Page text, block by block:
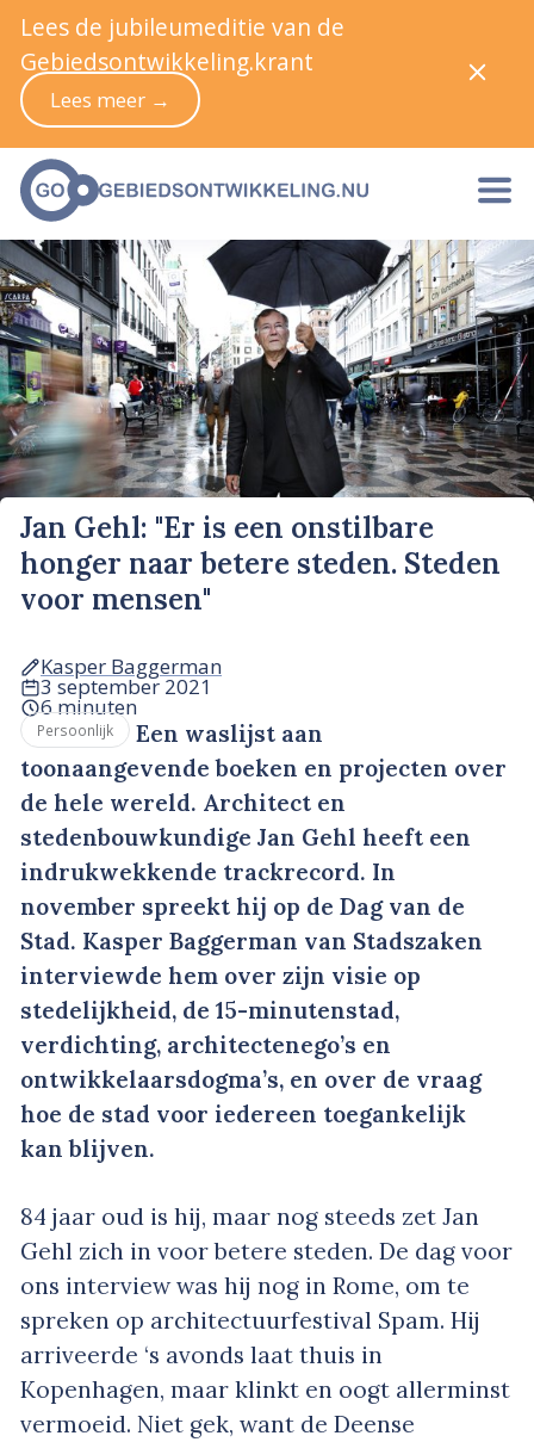
Jan Gehl: "Er is een onstilbare
honger naar betere steden. Steden
voor mensen"
Kasper Baggerman
3 september 2021
6 minuten
Persoonlijk
Een waslijst aan
toonaangevende boeken en projecten over
de hele wereld. Architect en
stedenbouwkundige Jan Gehl heeft een
indrukwekkende trackrecord. In
november spreekt hij op de Dag van de
Stad. Kasper Baggerman van Stadszaken
interviewde hem over zijn visie op
stedelijkheid, de 15-minutenstad,
verdichting, architectenego’s en
ontwikkelaarsdogma’s, en over de vraag
hoe de stad voor iedereen toegankelijk
kan blijven.
84 jaar oud is hij, maar nog steeds zet Jan
Gehl zich in voor betere steden. De dag voor
ons interview was hij nog in Rome, om te
spreken op architectuurfestival Spam. Hij
arriveerde ‘s avonds laat thuis in
Kopenhagen, maar klinkt en oogt allerminst
vermoeid. Niet gek, want de Deense
Lees de jubileumeditie van de
Gebiedsontwikkeling.krant
Lees meer →